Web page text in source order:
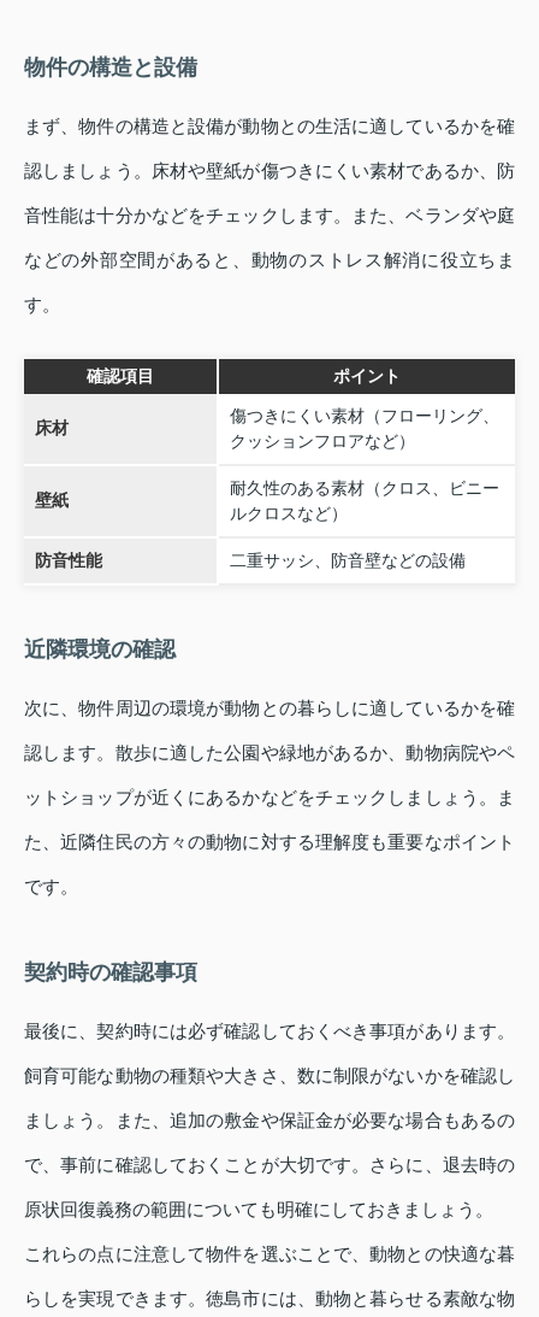
物件の構造と設備
まず、物件の構造と設備が動物との生活に適しているかを確
認しましょう。床材や壁紙が傷つきにくい素材であるか、防
音性能は十分かなどをチェックします。また、ベランダや庭
などの外部空間があると、動物のストレス解消に役立ちま
す。
確認項目 ポイント
床材
傷つきにくい素材（フローリング、
クッションフロアなど）
壁紙
耐久性のある素材（クロス、ビニー
ルクロスなど）
防音性能 二重サッシ、防音壁などの設備
近隣環境の確認
次に、物件周辺の環境が動物との暮らしに適しているかを確
認します。散歩に適した公園や緑地があるか、動物病院やペ
ットショップが近くにあるかなどをチェックしましょう。ま
た、近隣住民の方々の動物に対する理解度も重要なポイント
です。
契約時の確認事項
最後に、契約時には必ず確認しておくべき事項があります。
飼育可能な動物の種類や大きさ、数に制限がないかを確認し
ましょう。また、追加の敷金や保証金が必要な場合もあるの
で、事前に確認しておくことが大切です。さらに、退去時の
原状回復義務の範囲についても明確にしておきましょう。
これらの点に注意して物件を選ぶことで、動物との快適な暮
らしを実現できます。徳島市には、動物と暮らせる素敵な物